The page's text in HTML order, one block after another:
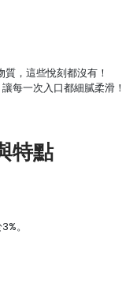
，這些悅刻都沒有！
每一次入口都細膩柔滑！
特點
。